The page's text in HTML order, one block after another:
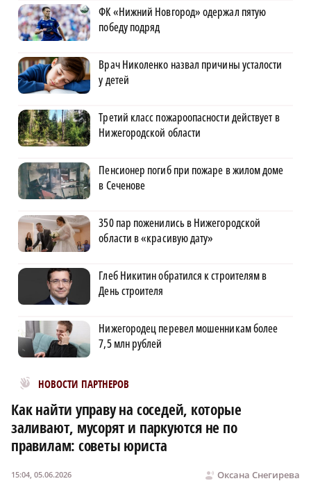
ФК «Нижний Новгород» одержал пятую
победу подряд
Врач Николенко назвал причины усталости
у детей
Третий класс пожароопасности действует в
Нижегородской области
Пенсионер погиб при пожаре в жилом доме
в Сеченове
350 пар поженились в Нижегородской
области в «красивую дату»
Глеб Никитин обратился к строителям в
День строителя
Нижегородец перевел мошенникам более
7,5 млн рублей
НОВОСТИ ПАРТНЕРОВ
Новости МирТесен
Как найти управу на соседей, которые
заливают, мусорят и паркуются не по
правилам: советы юриста
Оксана Снегирева
15:04, 05.06.2026